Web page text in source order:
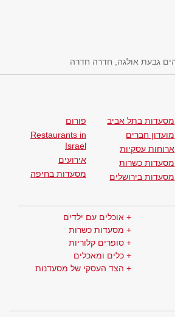
חדרה
מסעדות בתל אביב
מועדון חברים
ארוחות עסקיות
מסעדות כשרות
מסעדות בירושלים
פורום
Restaurants in
Israel
אירועים
מסעדות בחיפה
אוכלים עם ילדים
מסעדות כשרות
סופרים קלוריות
כלים ומאכלים
הצד העסקי של מסעדנות